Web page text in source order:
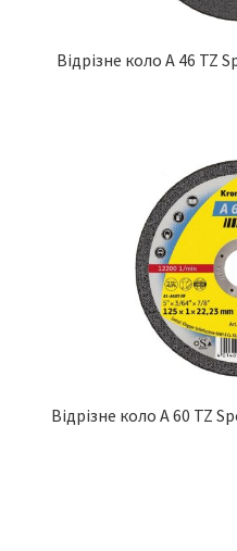
Відрізне коло A 46 TZ
Відрізне коло A 60 TZ